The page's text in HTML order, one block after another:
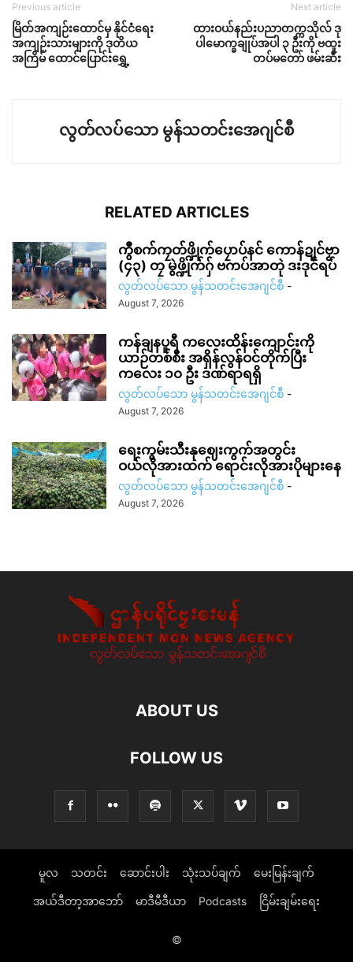
Previous article
မြိတ်အကျဉ်းထောင်မှ နိုင်ငံရေး
အကျဉ်းသားများကို ဒုတိယ
အကြိမ် ထောင်ပြောင်းရွှေ့
Next article
ထားဝယ်နည်းပညာတက္ကသိုလ် ဒု
ပါမောက္ခချုပ်အပါ ၃ ဦးကို ဗထူး
တပ်မတော် ဖမ်းဆီး
လွတ်လပ်သော မွန်သတင်းအေဂျင်စီ
RELATED ARTICLES
ကွဳစက်ကၠတ်ဖ္ဍိုက်ပၠောပ်နင် ကောန်ဍုင်ဗၟာ
(၄၃) တၠ မွဲဖ္ဍိုက်ဂှ် ဗကပ်အာတုဲ ဒးဒုင်ရပ်
လွတ်လပ်သော မွန်သတင်းအေဂျင်စီ -
August 7, 2026
ကန်ချနပူရီ ကလေးထိန်းကျောင်းကို
ယာဉ်တစ်စီး အရှိန်လွန်ဝင်တိုက်ပြီး
ကလေး ၁၀ ဦး ဒဏ်ရာရရှိ
လွတ်လပ်သော မွန်သတင်းအေဂျင်စီ -
August 7, 2026
ရေးကွမ်းသီးနုဈေးကွက်အတွင်း
ဝယ်လိုအားထက် ရောင်းလိုအားပိုများနေ
လွတ်လပ်သော မွန်သတင်းအေဂျင်စီ -
August 7, 2026
ABOUT US
FOLLOW US
မူလ သတင်း ဆောင်းပါး သုံးသပ်ချက် မေးမြန်းချက်
အယ်ဒီတာ့အာဘော် မာဒီမီဒီယာ Podcasts ငြိမ်းချမ်းရေး
©